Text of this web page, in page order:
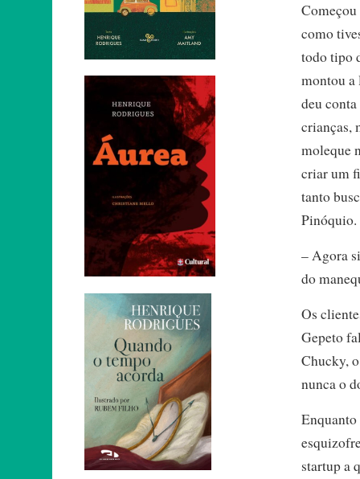
como
todo tipo
montou a
deu
crianças,
moleque
criar um
tanto
Pinóquio.
– Agora
do
Os
Gepeto
Chucky,
nunca o
Enquanto
startup a